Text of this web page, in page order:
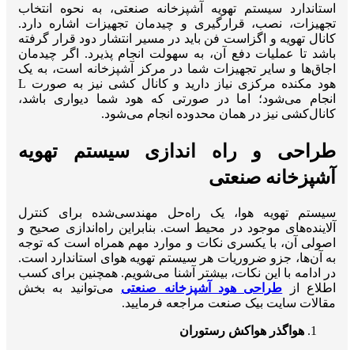
استاندارد سیستم تهویه آشپزخانه صنعتی، به نحوه انتخاب
تجهیزات، نصب، قرارگیری و چیدمان تجهیزات اشاره دارد.
کانال تهویه و اگزاست فن باید در مسیر انتشار دود قرار گرفته
باشد تا عملیات دفع آن، به سهولت انجام پذیرد. اگر چیدمان
اجاق‌ها و سایر تجهیزات شما در مرکز آشپزخانه است، به یک
هود مکنده مرکزی نیاز دارید و کانال کشی نیز به صورت L
انجام می‌شود؛ اما در صورتی که هود شما دیواری باشد،
کانال‌کشی نیز در همان محدوده انجام می‌شود.
طراحی و راه اندازی سیستم تهویه
آشپزخانه صنعتی
سیستم تهویه هوا، یک راه‌حل مهندسی‌شده برای کنترل
آلاینده‌های موجود در محیط است. بنابراین راه‌اندازی صحیح و
اصولی آن، با یکسری نکات و موارد مهم همراه است که توجه
به آن‌ها، جزو ضروریات هر سیستم تهویه هوای استاندارد است.
در ادامه با این نکات، بیشتر آشنا می‌شویم. همچنین برای کسب
اطلاع از طراحی هود آشپزخانه صنعتی می‌توانید به بخش
مقالات سایت بیک صنعت مراجعه فرمایید.
هواگذر هواکش رستوران